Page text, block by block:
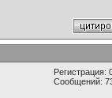
Регистрация:
Сообщений: